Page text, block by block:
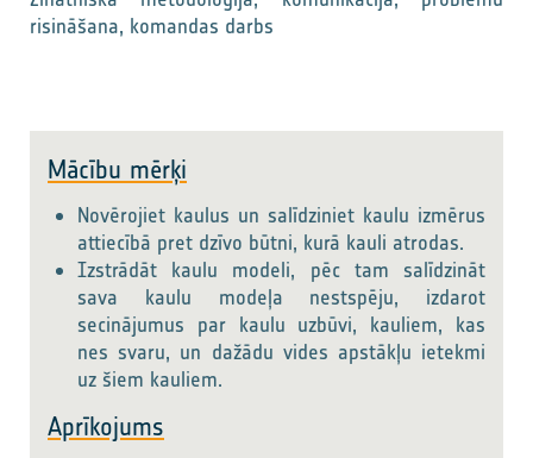
risināšana, komandas darbs
Mācību mērķi
Novērojiet kaulus un salīdziniet kaulu izmērus
attiecībā pret dzīvo būtni, kurā kauli atrodas.
Izstrādāt kaulu modeli, pēc tam salīdzināt
sava kaulu modeļa nestspēju, izdarot
secinājumus par kaulu uzbūvi, kauliem, kas
nes svaru, un dažādu vides apstākļu ietekmi
uz šiem kauliem.
Aprīkojums